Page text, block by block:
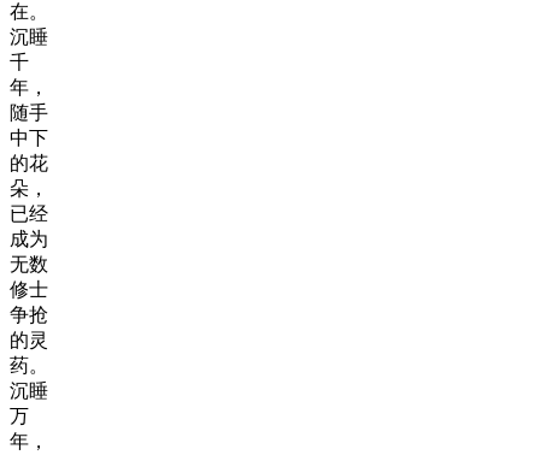
在。
沉睡
千
年，
随手
中下
的花
朵，
已经
成为
无数
修士
争抢
的灵
药。
沉睡
万
年，